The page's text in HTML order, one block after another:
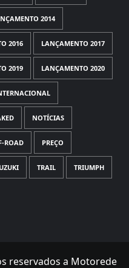
2014
2016 LANÇAMENTO 2017
2019 LANÇAMENTO 2020
NOTÍCIAS
ROAD PREÇO
TRAIL TRIUMPH
reservados a Motorede